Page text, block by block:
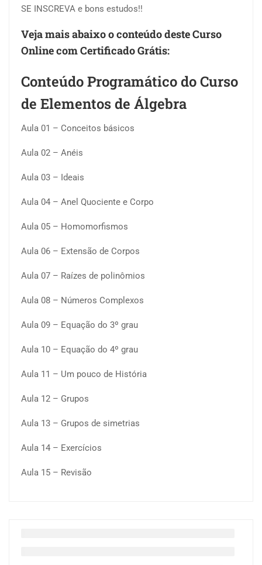
SE INSCREVA e bons estudos!!
Veja mais abaixo o conteúdo deste Curso
Online com Certificado Grátis:
Conteúdo Programático do Curso
de Elementos de Álgebra
Aula 01 – Conceitos básicos
Aula 02 – Anéis
Aula 03 – Ideais
Aula 04 – Anel Quociente e Corpo
Aula 05 – Homomorfismos
Aula 06 – Extensão de Corpos
Aula 07 – Raízes de polinômios
Aula 08 – Números Complexos
Aula 09 – Equação do 3º grau
Aula 10 – Equação do 4º grau
Aula 11 – Um pouco de História
Aula 12 – Grupos
Aula 13 – Grupos de simetrias
Aula 14 – Exercícios
Aula 15 – Revisão